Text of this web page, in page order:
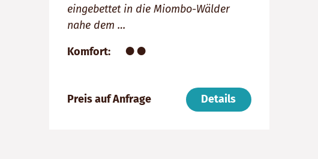
eingebettet in die Miombo-Wälder
nahe dem …
Komfort
●●
Preis auf Anfrage Details